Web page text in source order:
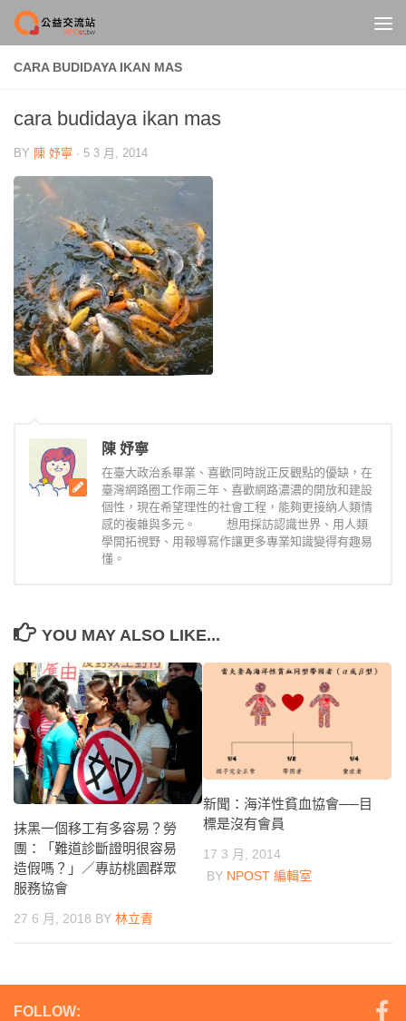
Skip to content
CARA BUDIDAYA IKAN MAS
cara budidaya ikan mas
BY 陳 妤寧 · 5 3 月, 2014
陳 妤寧
在臺大政治系畢業、喜歡同時說正反觀點的優缺，在
臺灣網路圈工作兩三年、喜歡網路濃濃的開放和建設
個性，現在希望理性的社會工程，能夠更接納人類情
感的複雜與多元。 想用採訪認識世界、用人類
學開拓視野、用報導寫作讓更多專業知識變得有趣易
懂。
YOU MAY ALSO LIKE...
抹黑一個移工有多容易？勞
團：「難道診斷證明很容易
造假嗎？」／專訪桃園群眾
服務協會
27 6 月, 2018 BY 林立青
新聞：海洋性貧血協會──目
標是沒有會員
17 3 月, 2014
BY NPOST 編輯室
FOLLOW: